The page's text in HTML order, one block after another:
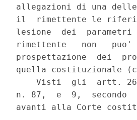
allegazioni di una delle
il  rimettente le
lesione  dei
rimettente   non
prospettazione  dei
quella costituzionale
Visti  gli  artt.
n. 87,  e  9,  secondo